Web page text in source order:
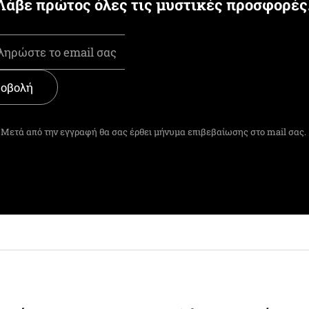
πρώτος όλες τις μυστικές
Μετά από την εγγραφή θα σας έρθει μήνυμα επιβεβαίωσης στο mail σας.